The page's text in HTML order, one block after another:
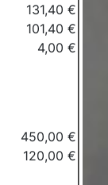
131,40 €
101,40 €
4,00 €
450,00 €
120,00 €